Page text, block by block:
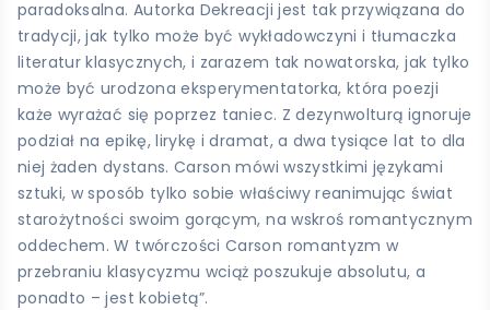
paradoksalna. Autorka Dekreacji jest tak przywiązana do
tradycji, jak tylko może być wykładowczyni i tłumaczka
literatur klasycznych, i zarazem tak nowatorska, jak tylko
może być urodzona eksperymentatorka, która poezji
każe wyrażać się poprzez taniec. Z dezynwolturą ignoruje
podział na epikę, lirykę i dramat, a dwa tysiące lat to dla
niej żaden dystans. Carson mówi wszystkimi językami
sztuki, w sposób tylko sobie właściwy reanimując świat
starożytności swoim gorącym, na wskroś romantycznym
oddechem. W twórczości Carson romantyzm w
przebraniu klasycyzmu wciąż poszukuje absolutu, a
ponadto – jest kobietą”.